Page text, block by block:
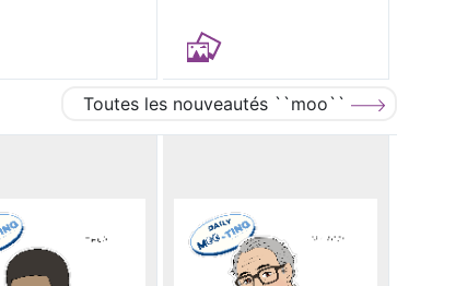
Toutes les nouveautés ``moo``